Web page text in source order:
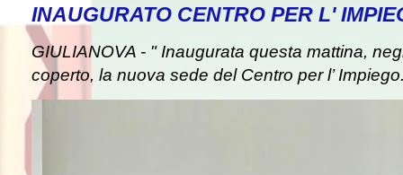
INAUGURATO CENTRO PER L'
GIULIANOVA - " Inaugurata questa mattina,
coperto, la nuova sede del Centro per l’